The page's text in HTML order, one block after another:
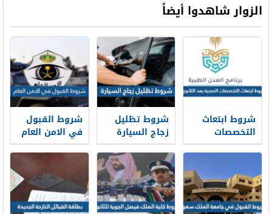
الزوار شاهدوا أيضاً
شروط ابتعاث
التخصصات
الصحية بعد
الثانوي 1448
شروط تظليل
زجاج السيارة
المرور السعودي
1448
شروط القبول
في الامن العام
1448